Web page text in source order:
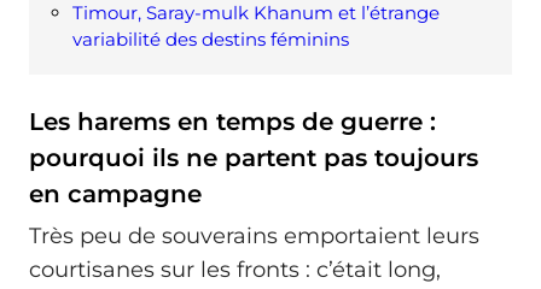
Timour, Saray-mulk Khanum et l’étrange
variabilité des destins féminins
Les harems en temps de guerre :
pourquoi ils ne partent pas toujours
en campagne
Très peu de souverains emportaient leurs
courtisanes sur les fronts : c’était long,